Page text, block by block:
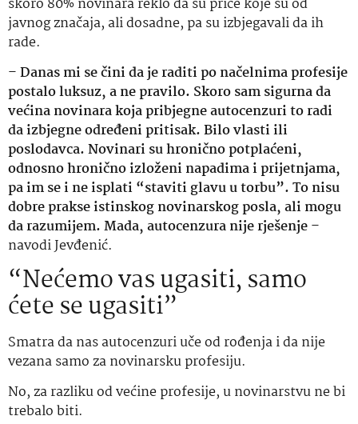
skoro 80% novinara reklo da su priče koje su od
javnog značaja, ali dosadne, pa su izbjegavali da ih
rade.
–Danas mi se čini da je raditi po načelnima profesije
postalo luksuz, a ne pravilo. Skoro sam sigurna da
većina novinara koja pribjegne autocenzuri to radi
da izbjegne određeni pritisak. Bilo vlasti ili
poslodavca. Novinari su hronično potplaćeni,
odnosno hronično izloženi napadima i prijetnjama,
pa im se i ne isplati “staviti glavu u torbu”. To nisu
dobre prakse istinskog novinarskog posla, ali mogu
da razumijem. Mada, autocenzura nije rješenje–
navodi Jevđenić.
“Nećemo vas ugasiti, samo
ćete se ugasiti”
Smatra da nas autocenzuri uče od rođenja i da nije
vezana samo za novinarsku profesiju.
No, za razliku od većine profesije, u novinarstvu ne bi
trebalo biti.